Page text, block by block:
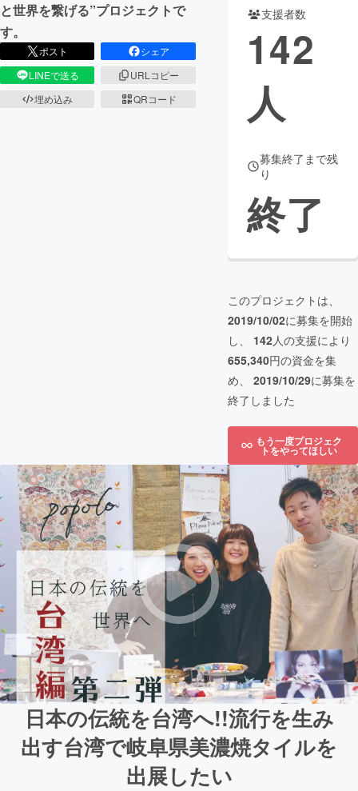
と世界を繋げる”プロジェクトで
す。
ポスト
シェア
LINEで送る
URLコピー
埋め込み
QRコード
支援者数
142
人
募集終了まで残
り
終了
このプロジェクトは、
2019/10/02に募集を開始
し、 142人の支援により
655,340円の資金を集
め、 2019/10/29に募集を
終了しました
もう一度プロジェク
トをやってほしい
日本の伝統を台湾へ!!流行を生み
出す台湾で岐阜県美濃焼タイルを
出展したい